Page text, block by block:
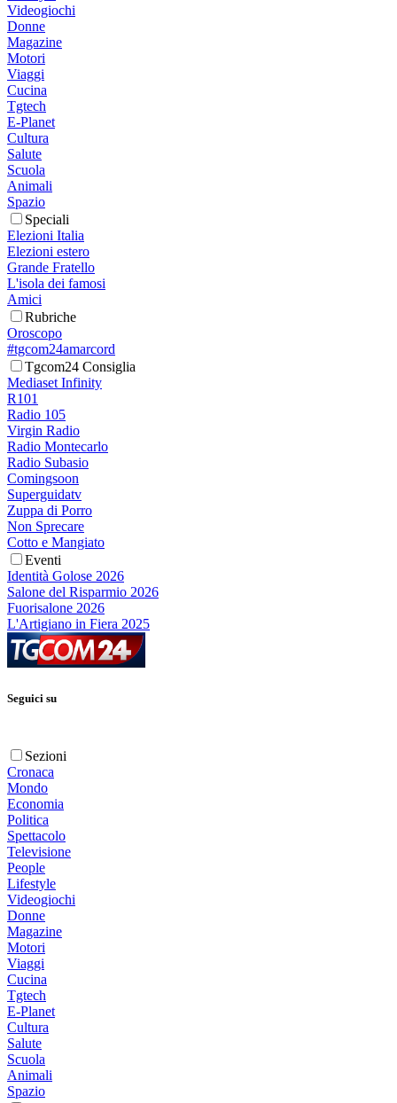
Videogiochi
Donne
Magazine
Motori
Viaggi
Cucina
Tgtech
E-Planet
Cultura
Salute
Scuola
Animali
Spazio
Speciali
Elezioni Italia
Elezioni estero
Grande Fratello
L'isola dei famosi
Amici
Rubriche
Oroscopo
#tgcom24amarcord
Tgcom24 Consiglia
Mediaset Infinity
R101
Radio 105
Virgin Radio
Radio Montecarlo
Radio Subasio
Comingsoon
Superguidatv
Zuppa di Porro
Non Sprecare
Cotto e Mangiato
Eventi
Identità Golose 2026
Salone del Risparmio 2026
Fuorisalone 2026
L'Artigiano in Fiera 2025
Seguici su
Sezioni
Cronaca
Mondo
Economia
Politica
Spettacolo
Televisione
People
Lifestyle
Videogiochi
Donne
Magazine
Motori
Viaggi
Cucina
Tgtech
E-Planet
Cultura
Salute
Scuola
Animali
Spazio